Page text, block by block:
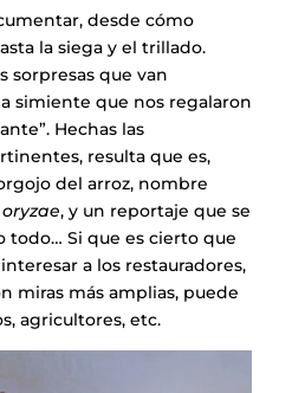
desde cómo
la siega y el trillado.
sorpresas que van
simiente que nos regalaron
Hechas las
resulta que es,
del arroz, nombre
, y un reportaje que se
todo… Si que es cierto que
a los restauradores,
miras más amplias, puede
agricultores, etc.